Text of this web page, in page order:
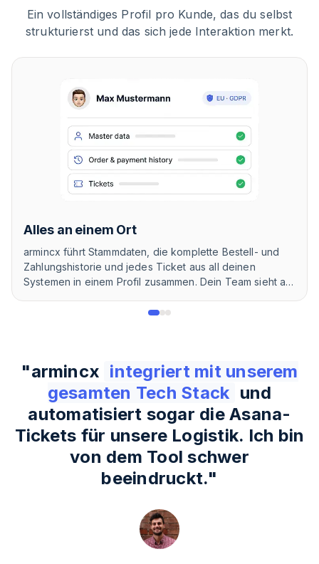
Ein vollständiges Profil pro Kunde, das du selbst
strukturierst und das sich jede Interaktion merkt.
Alles an einem Ort
armincx führt Stammdaten, die komplette Bestell- und
Zahlungshistorie und jedes Ticket aus all deinen
Systemen in einem Profil zusammen. Dein Team sieht auf
liegen komplett DSGVO-konform auf europäischen
"armincx integriert mit unserem
gesamten Tech Stack und
automatisiert sogar die Asana-
Tickets für unsere Logistik. Ich bin
von dem Tool schwer
beeindruckt."